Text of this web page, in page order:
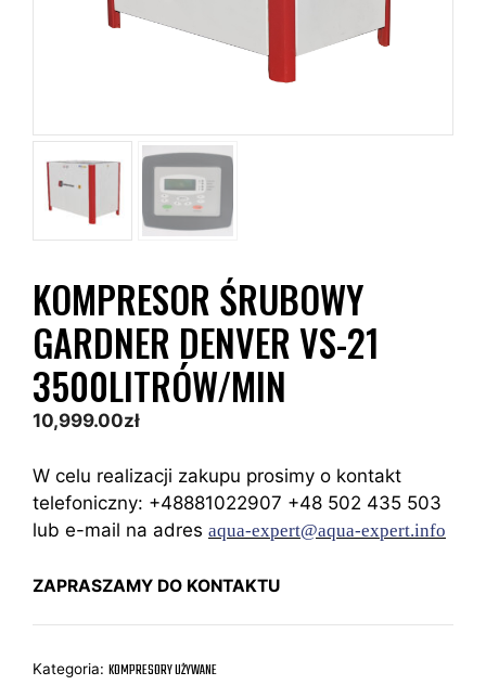
KOMPRESOR ŚRUBOWY
GARDNER DENVER VS-21
3500LITRÓW/MIN
10,999.00zł
W celu realizacji zakupu prosimy o kontakt
telefoniczny: +48881022907 +48 502 435 503
lub e-mail na adres aqua-expert@aqua-expert.info
ZAPRASZAMY DO KONTAKTU
Kategoria: KOMPRESORY UŻYWANE